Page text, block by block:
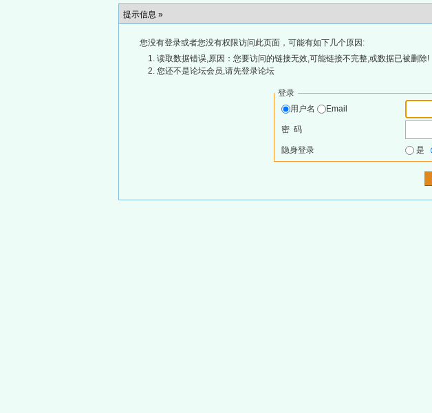
提示信息 »
您没有登录或者您没有权限访问此页面，可能有如下几个原因:
读取数据错误,原因：您要访问的链接无效,可能链接不完整,或数据已被删除!
您还不是论坛会员,请先登录论坛
登录
用户名
Email
密 码
隐身登录 是